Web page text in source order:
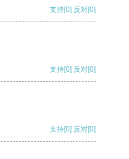
支持[0] 反对[0]
支持[0] 反对[0]
支持[0] 反对[0]